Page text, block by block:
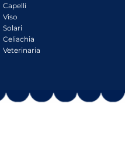
Capelli
Viso
Solari
Celiachia
Veterinaria